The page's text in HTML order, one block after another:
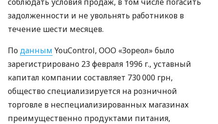
задолженности и не увольнять работников в
течение шести месяцев.
Поданным YouControl, ООО «Зореол» было
зарегистрировано 23 февраля 1996 г., уставный
капитал компании составляет 730 000 грн,
общество специализируется на розничной
торговле в неспециализированных магазинах
преимущественно продуктами питания,